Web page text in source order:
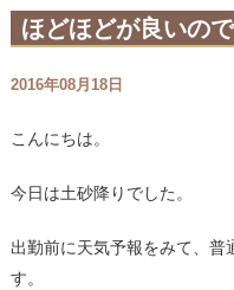
ほどほどが良いの
2016年08月18日
こんにちは。
今日は土砂降りでした。
出勤前に天気予報をみて、普
す。